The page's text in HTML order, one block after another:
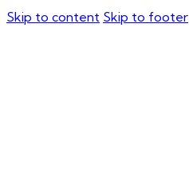
Skip to content Skip to footer